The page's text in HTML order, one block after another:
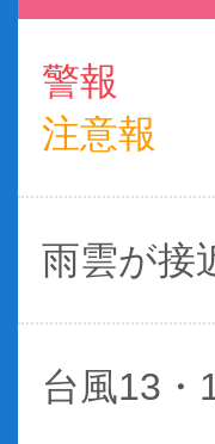
警報
注意報
雨雲が接
台風13・